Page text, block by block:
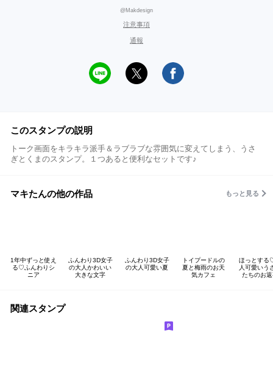
@Makdesign
注意事項
通報
このスタンプの説明
トーク画面をキラキラ派手＆ラブラブな雰囲気に変えてしまう、うさ
ぎとくまのスタンプ。１つあると便利なセットです♪
マキたんの他の作品 もっと見る
1年中ずっと使え
る♡ふんわりシ
ニア
ふんわり3D女子
の大人かわいい
大きな文字
ふんわり3D女子
の大人可愛い夏
トイプードルの
夏と梅雨のお天
気カフェ
ほっとする
人可愛いう
たちのお
関連スタンプ